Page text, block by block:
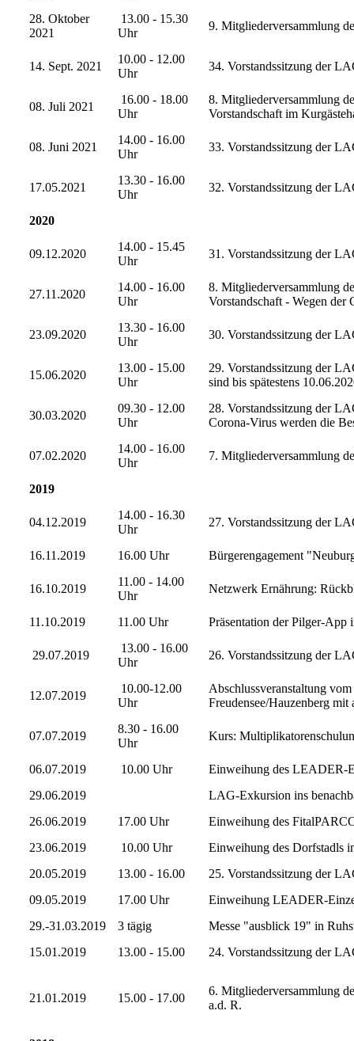
28. Oktober
2021
13.00 - 15.30
Uhr
9. Mitgliederversammlung
14. Sept. 2021
10.00 - 12.00
Uhr
34. Vorstandssitzung der
08. Juli 2021
16.00 - 18.00
Uhr
8. Mitgliederversammlung
Vorstandschaft im
08. Juni 2021
14.00 - 16.00
Uhr
33. Vorstandssitzung der
17.05.2021
13.30 - 16.00
Uhr
32. Vorstandssitzung der
2020
09.12.2020
14.00 - 15.45
Uhr
31. Vorstandssitzung der
27.11.2020
14.00 - 16.00
Uhr
8. Mitgliederversammlung
Vorstandschaft - Wegen
23.09.2020
13.30 - 16.00
Uhr
30. Vorstandssitzung der
15.06.2020
13.00 - 15.00
Uhr
29. Vorstandssitzung der
sind bis spätestens
30.03.2020
09.30 - 12.00
Uhr
28. Vorstandssitzung der
Corona-Virus werden die
07.02.2020
14.00 - 16.00
Uhr
7. Mitgliederversammlung
2019
04.12.2019
14.00 - 16.30
Uhr
27. Vorstandssitzung der
16.11.2019 16.00 Uhr Bürgerengagement
16.10.2019
11.00 - 14.00
Uhr
Netzwerk Ernährung:
11.10.2019 11.00 Uhr Präsentation der Pilger-
29.07.2019
13.00 - 16.00
Uhr
26. Vorstandssitzung der
12.07.2019
10.00-12.00
Uhr
Abschlussveranstaltung
Freudensee/Hauzenberg
07.07.2019
8.30 - 16.00
Uhr
Kurs:
06.07.2019 10.00 Uhr
Einweihung des LEADER-
29.06.2019
LAG-Exkursion ins
26.06.2019
17.00 Uhr
Einweihung des
23.06.2019
10.00 Uhr
Einweihung des Dorfstadls
20.05.2019
13.00 - 16.00
25. Vorstandssitzung der
09.05.2019
17.00 Uhr
Einweihung LEADER-
29.-31.03.2019
3 tägig
Messe "ausblick 19" in
15.01.2019
13.00 - 15.00 24. Vorstandssitzung der
21.01.2019 15.00 - 17.00
6. Mitgliederversammlung
a.d. R.